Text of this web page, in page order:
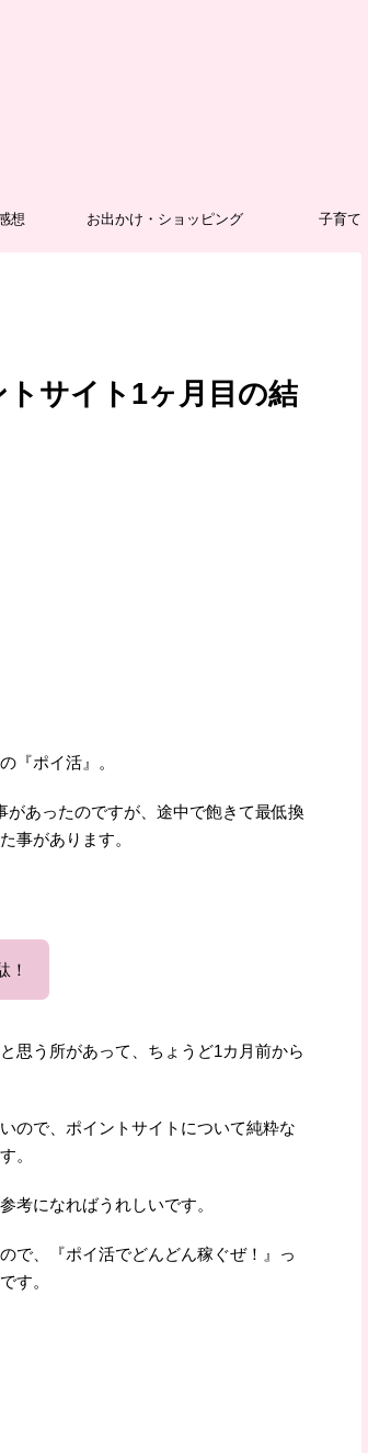
想 お出かけ・ショッピング 子育て
サイト1ヶ月目の結
『ポイ活』。
あったのですが、途中で飽きて最低換
事があります。
！
思う所があって、ちょうど1カ月前から
ので、ポイントサイトについて純粋な
。
考になればうれしいです。
で、『ポイ活でどんどん稼ぐぜ！』っ
す。